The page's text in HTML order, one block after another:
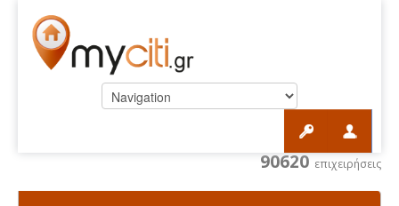
90620 επιχειρήσεις